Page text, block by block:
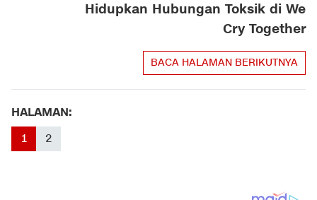
Hidupkan Hubungan Toksik di We
Cry Together
BACA HALAMAN BERIKUTNYA
HALAMAN:
1 2